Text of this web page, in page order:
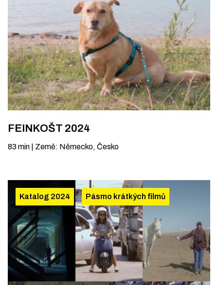
FEINKOŠT 2024
83 min Země: Německo, Česko
Katalog 2024 Pásmo krátkých filmů